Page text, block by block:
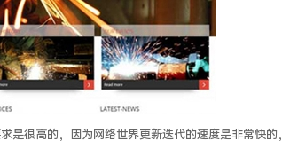
很高的，因为网络世界更新迭代的速度是非常快的